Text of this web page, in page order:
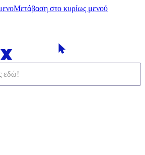
Μετάβαση στο κυρίως μενού